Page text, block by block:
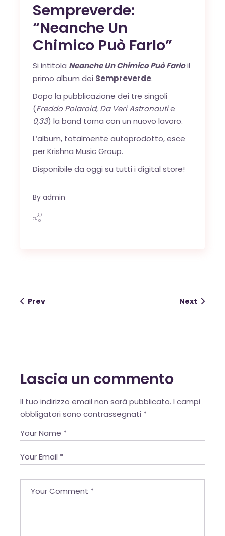
Cookies Policy
Sempreverde:
“Neanche Un
Chimico Può Farlo”
Si intitola Neanche Un Chimico Può Farloil
primo album dei Sempreverde.
Dopo la pubblicazione dei tre singoli
(Freddo Polaroid, Da Veri Astronautie
0,33) la band torna con un nuovo lavoro.
L’album, totalmente autoprodotto, esce
per Krishna Music Group.
Disponibile da oggi su tutti i digital store!
By admin
Prev Next
Lascia un commento
Il tuo indirizzo email non sarà pubblicato. I campi
obbligatori sono contrassegnati *